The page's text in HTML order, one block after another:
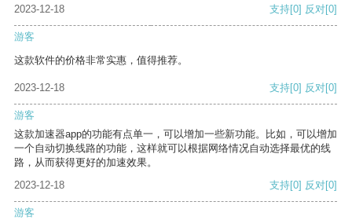
2023-12-18
支持[0] 反对[0]
游客
这款软件的价格非常实惠，值得推荐。
2023-12-18 支持[0] 反对[0]
游客
这款加速器app的功能有点单一，可以增加一些新功能。比如，可以增加
一个自动切换线路的功能，这样就可以根据网络情况自动选择最优的线
路，从而获得更好的加速效果。
2023-12-18
支持[0] 反对[0]
游客